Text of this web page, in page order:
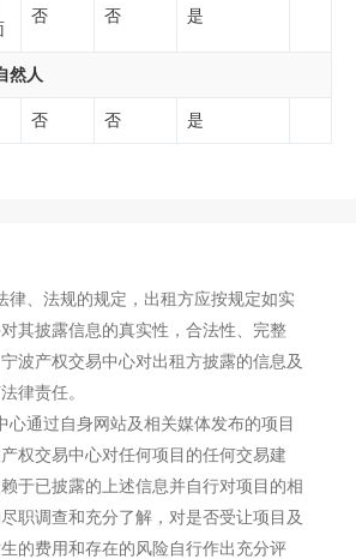
否 否 是
然人
否 否 是
律、法规的规定，出租方应按规定如实
其披露信息的真实性，合法性、完整
波产权交易中心对出租方披露的信息及
律责任。
心通过自身网站及相关媒体发布的项目
权交易中心对任何项目的任何交易建
于已披露的上述信息并自行对项目的相
职调查和充分了解，对是否受让项目及
的费用和存在的风险自行作出充分评